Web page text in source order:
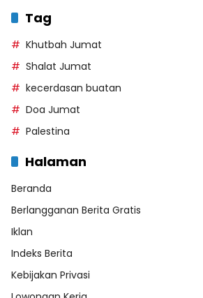
Tag
Khutbah Jumat
Shalat Jumat
kecerdasan buatan
Doa Jumat
Palestina
Halaman
Beranda
Berlangganan Berita Gratis
Iklan
Indeks Berita
Kebijakan Privasi